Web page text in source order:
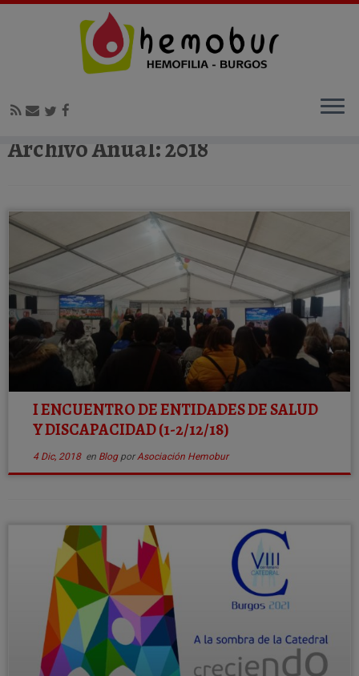
Inicio » 2018
Archivo Anual:2018
I ENCUENTRO DE ENTIDADES DE SALUD
Y DISCAPACIDAD (1-2/12/18)
4 Dic, 2018en Blog porAsociación Hemobur